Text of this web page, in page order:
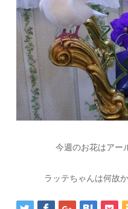
今週のお花はアー
ラッテちゃんは何